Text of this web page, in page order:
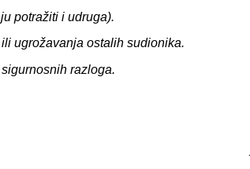
potražiti i udruga).
ugrožavanja ostalih sudionika.
razloga.